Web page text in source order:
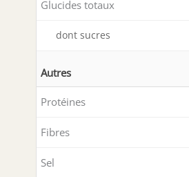
Glucides totaux
dont sucres
Autres
Protéines
Fibres
Sel